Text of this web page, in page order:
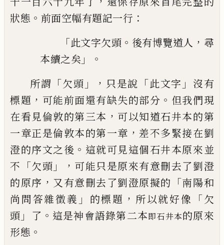
狀態 。 前面空幅有題記一行 ：
「此文字欠頭 。 後有博覽道人 ， 尋
本續之矣 」。
所謂 「欠頭 」， 只是說 「此文字 」 沒有
標題 ， 可能前面還有缺失的部分 。 但我們現
在看見倫敦的第三本 ， 可以知道石井本的第
一章正是倫敦本的第一章 ，差不多緊接在劉
澄的序文之後 。 這就可見這個石井本原來並
不 「欠頭 」， 可能只是原來有意刪去了劉澄
的原序 ， 又有意刪去了劉澄原擬的 「南陽和
尚問答雜徵義 」 的標題 ， 所以就好像 「欠
頭 」 了 。 這是神會語錄第二本即石井本的原來
形態 。